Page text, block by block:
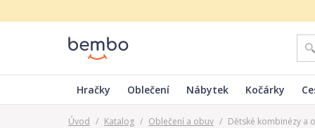
Hračky Oblečení Nábytek Kočárky
Úvod / Katalog / Oblečení a obuv / Dětské kombinézy a